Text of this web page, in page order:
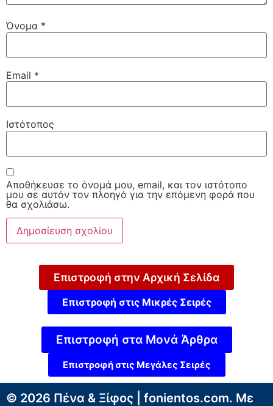
Όνομα *
Email *
Ιστότοπος
Αποθήκευσε το όνομά μου, email, και τον ιστότοπο
μου σε αυτόν τον πλοηγό για την επόμενη φορά που
θα σχολιάσω.
Επιστροφή στην Αρχική Σελίδα
Επιστροφή στις Μικρές Σειρές
Επιστροφή στα Μονά Άρθρα
Επιστροφή στις Μεγάλες Σειρές
© 2026 Πένα & Ξίφος | fonientos.com. Με